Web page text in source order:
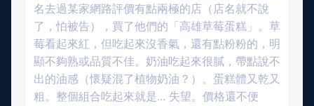
名去過某家網路評價有點兩極的店（店名就不說
了，怕被告），買了他們的「高雄草莓蛋糕」。草
莓看起來紅，但吃起來沒香氣，還有點粉粉的，明
顯不夠熟或品質不佳。奶油吃起來很膩，帶點說不
出的油感（懷疑混了植物奶油？）。蛋糕體又乾又
粗。整個組合吃起來就是... 失望。價格還不便